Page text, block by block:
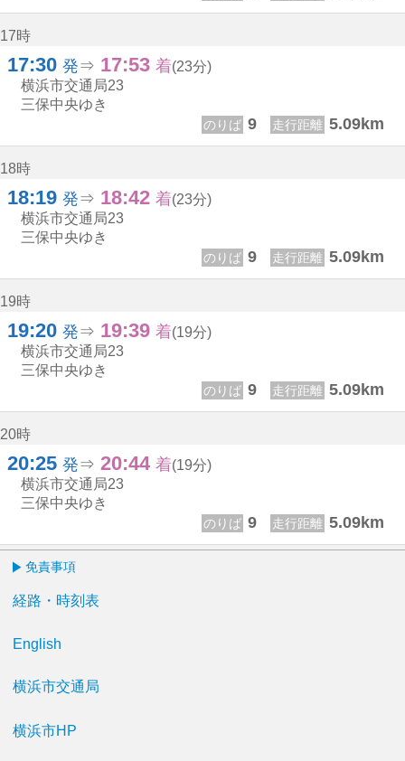
17時
17:30 17じ 30ふん
発⇒ 17:53 17じ 53ふん
着(23分)
横浜市交通局23
三保中央ゆき
のりば 9 走行距離 5.09km
18時
18:19 18じ 19ふん
発⇒ 18:42 18じ 42ふん
着(23分)
横浜市交通局23
三保中央ゆき
のりば 9 走行距離 5.09km
19時
19:20 19じ 20ふん
発⇒ 19:39 19じ 39ふん
着(19分)
横浜市交通局23
三保中央ゆき
のりば 9 走行距離 5.09km
20時
20:25 20じ 25ふん
発⇒ 20:44 20じ 44ふん
着(19分)
横浜市交通局23
三保中央ゆき
のりば 9 走行距離 5.09km
免責事項
経路・時刻表
English
横浜市交通局
横浜市HP